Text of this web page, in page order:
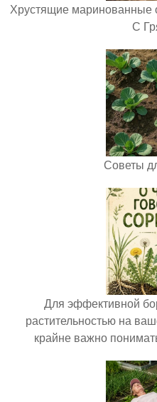
Хрустящие маринованные
С
Советы
Для эффективной
растительностью на
крайне важно